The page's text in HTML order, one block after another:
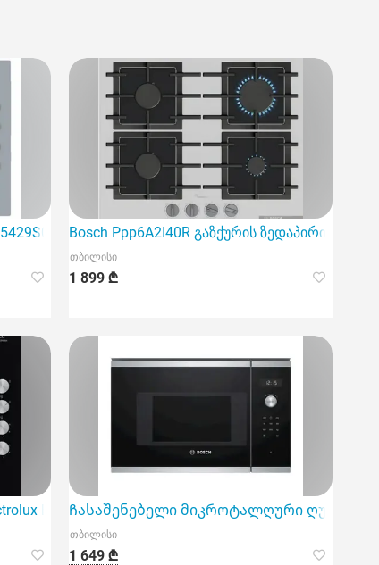
Bosch Ppp6A2I40R გაზქურის ზედაპირი,
თბილისი
1 899 ₾
Ege6172Nok
Ჩასაშენებელი მიკროტალღური ღუმელი
თბილისი
1 649 ₾